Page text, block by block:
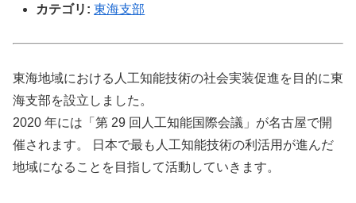
カテゴリ: 東海支部
東海地域における人工知能技術の社会実装促進を目的に東
海支部を設立しました。
2020 年には「第 29 回人工知能国際会議」が名古屋で開
催されます。 日本で最も人工知能技術の利活用が進んだ
地域になることを目指して活動していきます。